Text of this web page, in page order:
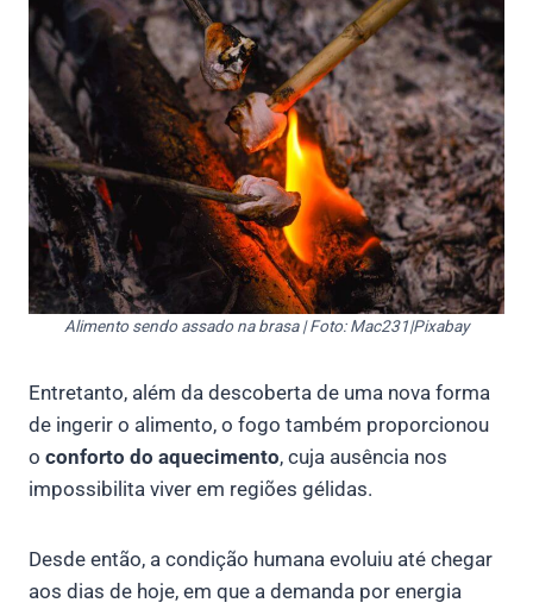
Alimento sendo assado na brasa | Foto: Mac231|Pixabay
Entretanto, além da descoberta de uma nova forma
de ingerir o alimento, o fogo também proporcionou
o conforto do aquecimento, cuja ausência nos
impossibilita viver em regiões gélidas.
Desde então, a condição humana evoluiu até chegar
aos dias de hoje, em que a demanda por energia